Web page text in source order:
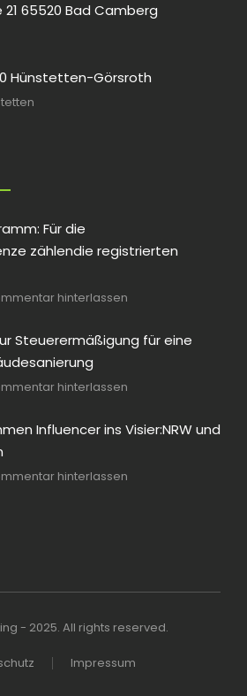
65520 Bad Camberg
Hünstetten-Görsroth
Für die
zählendie registrierten
hinterlassen
Steuerermäßigung für eine
hinterlassen
Influencer ins Visier:NRW und
hinterlassen
- 2025. All rights reserved.
Impressum